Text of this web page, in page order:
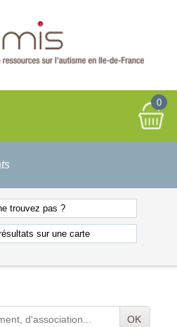
0
trouvez pas ?
sur une carte
OK